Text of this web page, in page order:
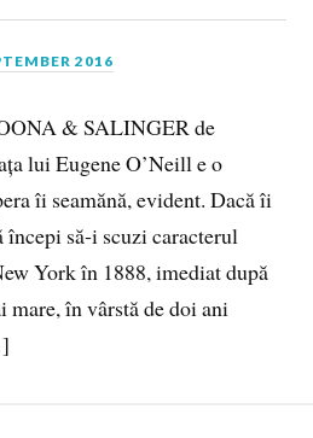
2016
& SALINGER de
lui Eugene O’Neill e o
îi seamănă, evident. Dacă îi
să‑i scuzi caracterul
York în 1888, imediat după
mare, în vârstă de doi ani